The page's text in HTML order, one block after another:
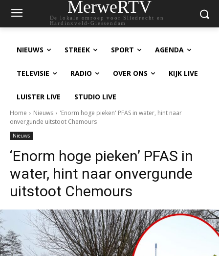
MerweRTV
De lokale omroep voor Sliedrecht en
Hardinxveld-Giessendam
NIEUWS STREEK SPORT AGENDA
TELEVISIE RADIO OVER ONS KIJK LIVE
LUISTER LIVE STUDIO LIVE
Home Nieuws
'Enorm hoge pieken' PFAS in water, hint naar
onvergunde uitstoot Chemours
Nieuws
‘Enorm hoge pieken’ PFAS in
water, hint naar onvergunde
uitstoot Chemours